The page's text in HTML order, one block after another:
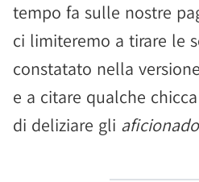
tempo fa sulle nostre
ci limiteremo a tirare le
constatato nella
e a citare qualche
di deliziare gli